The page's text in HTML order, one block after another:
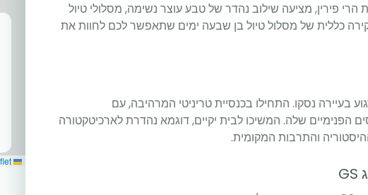
הרי פירין, מציעה שילוב נהדר של טבע עוצר נשימה, מסלולי טיול
כללית של מסלול טיול בן שבעה ימים שתאפשר לכם לחוות את
בעיירה נסקו. התחילו בכנסיית טריניטי המרהיבה, עם
הפנימיים שלה. המשיכו לבית יקיים, דוגמא נהדרת לארכיטקטורה
והתרבות המקומית.